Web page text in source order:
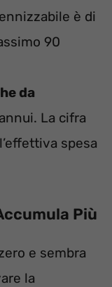
è di
90
da
La cifra
spesa
Più
e sembra
la